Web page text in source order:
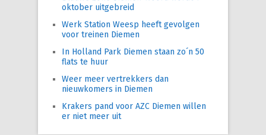
oktober uitgebreid
Werk Station Weesp heeft gevolgen
voor treinen Diemen
In Holland Park Diemen staan zo´n 50
flats te huur
Weer meer vertrekkers dan
nieuwkomers in Diemen
Krakers pand voor AZC Diemen willen
er niet meer uit